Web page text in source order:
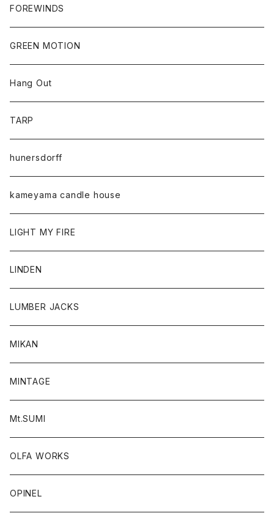
FOREWINDS
GREEN MOTION
Hang Out
TARP
hunersdorff
kameyama candle house
LIGHT MY FIRE
LINDEN
LUMBER JACKS
MIKAN
MINTAGE
Mt.SUMI
OLFA WORKS
OPINEL